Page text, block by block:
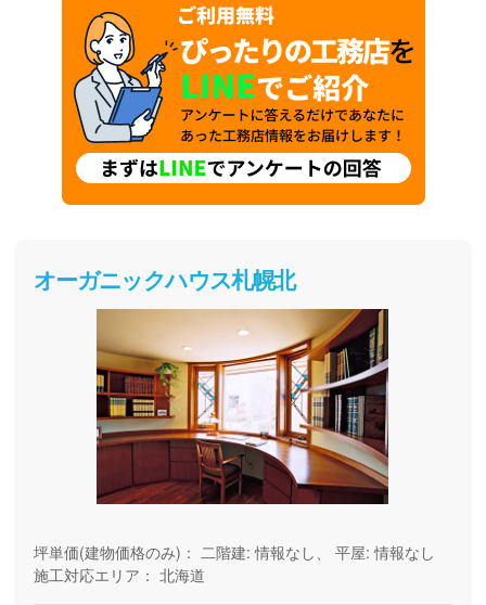
オーガニックハウス札幌北
坪単価(建物価格のみ)： 二階建: 情報なし、 平屋: 情報なし
施工対応エリア： 北海道